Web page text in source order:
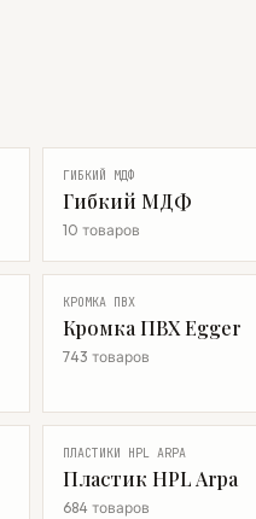
ГИБКИЙ МДФ
Гибкий МДФ
10 товаров
КРОМКА ПВХ
Кромка ПВХ Egger
743 товаров
ПЛАСТИКИ HPL ARPA
Пластик HPL Arpa
684 товаров